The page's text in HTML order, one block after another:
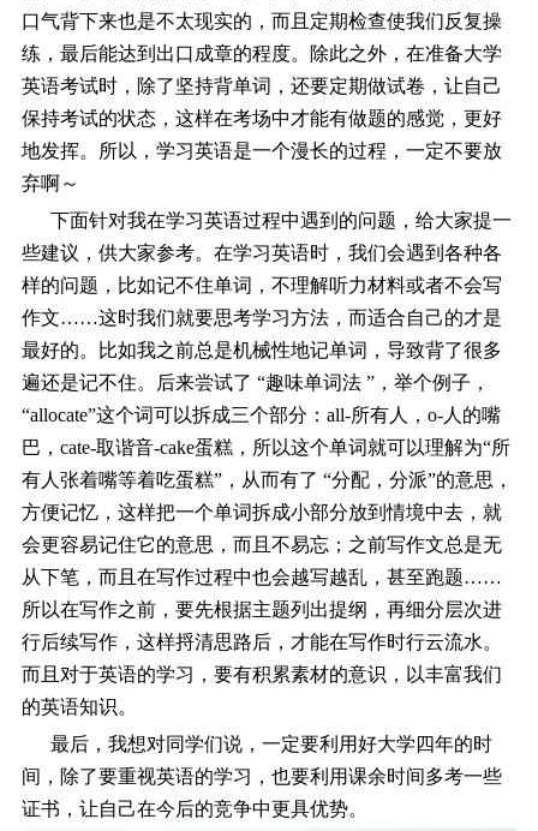
口气背下来也是不太现实的，而且定期检查使我们反复操
练，最后能达到出口成章的程度。除此之外，在准备大学
英语考试时，除了坚持背单词，还要定期做试卷，让自己
保持考试的状态，这样在考场中才能有做题的感觉，更好
地发挥。所以，学习英语是一个漫长的过程，一定不要放
弃啊～
下面针对我在学习英语过程中遇到的问题，给大家提一
些建议，供大家参考。在学习英语时，我们会遇到各种各
样的问题，比如记不住单词，不理解听力材料或者不会写
作文……这时我们就要思考学习方法，而适合自己的才是
最好的。比如我之前总是机械性地记单词，导致背了很多
遍还是记不住。后来尝试了 “趣味单词法 ”，举个例子，
“allocate”这个词可以拆成三个部分：all-所有人，o-人的嘴
巴，cate-取谐音-cake蛋糕，所以这个单词就可以理解为“所
有人张着嘴等着吃蛋糕”，从而有了 “分配，分派”的意思，
方便记忆，这样把一个单词拆成小部分放到情境中去，就
会更容易记住它的意思，而且不易忘；之前写作文总是无
从下笔，而且在写作过程中也会越写越乱，甚至跑题……
所以在写作之前，要先根据主题列出提纲，再细分层次进
行后续写作，这样捋清思路后，才能在写作时行云流水。
而且对于英语的学习，要有积累素材的意识，以丰富我们
的英语知识。
最后，我想对同学们说，一定要利用好大学四年的时
间，除了要重视英语的学习，也要利用课余时间多考一些
证书，让自己在今后的竞争中更具优势。